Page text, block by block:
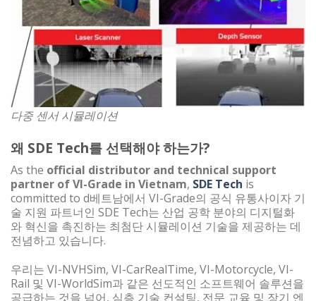
다중 센서 시뮬레이션
왜 SDE Tech를 선택해야 하는가?
As the official distributor and technical support
partner of VI-Grade in Vietnam, SDE Tech is
committed to d베트남에서 VI-Grade의 공식 유통사이자 기
술 지원 파트너인 SDE Tech는 산업 공학 분야의 디지털화
와 혁신을 촉진하는 최첨단 시뮬레이션 기술을 제공하는 데
전념하고 있습니다.
우리는 VI-NVHSim, VI-CarRealTime, VI-Motorcycle, VI-
Rail 및 VI-WorldSim과 같은 선도적인 소프트웨어 솔루션을
공급하는 것을 넘어, 심층 기술 컨설팅, 전문 교육 및 장기 엔